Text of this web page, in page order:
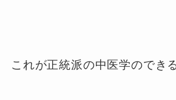
これが正統派の中医学のでき